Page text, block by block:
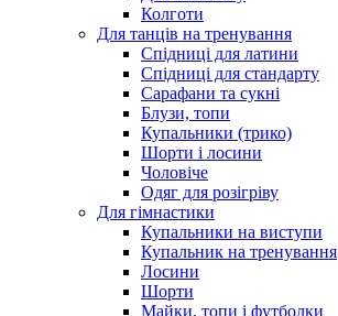
Колготи
Для танців на тренування
Спідниці для латини
Спідниці для стандарту
Сарафани та сукні
Блузи, топи
Купальники (трико)
Шорти і лосини
Чоловіче
Одяг для розігріву
Для гімнастики
Купальники на виступи
Купальник на тренування
Лосини
Шорти
Майки, топи і футболки